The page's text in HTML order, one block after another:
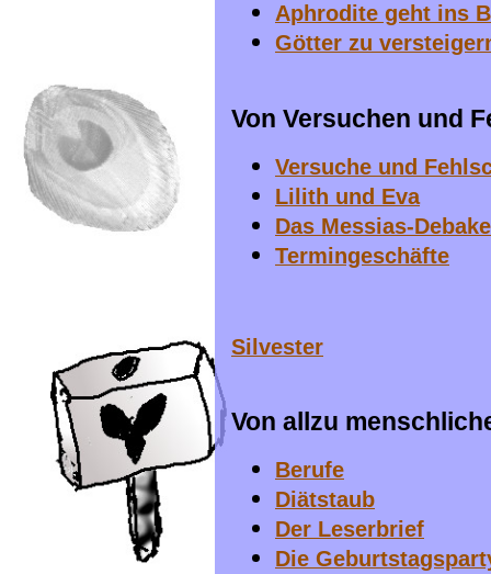
Aphrodite geht ins
Götter zu
Von Versuchen und
Versuche und
Lilith und Eva
Das Messias-
Termingeschäfte
Silvester
Von allzu
Berufe
Diätstaub
Der Leserbrief
Die